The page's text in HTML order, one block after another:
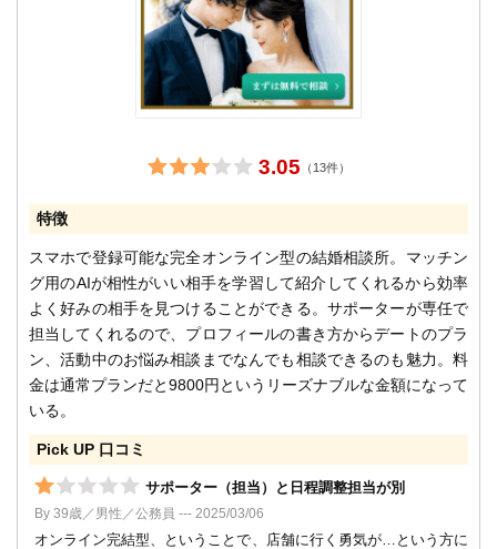
3.05 （13件）
特徴
スマホで登録可能な完全オンライン型の結婚相談所。マッチン
グ用のAIが相性がいい相手を学習して紹介してくれるから効率
よく好みの相手を見つけることができる。サポーターが専任で
担当してくれるので、プロフィールの書き方からデートのプラ
ン、活動中のお悩み相談までなんでも相談できるのも魅力。料
金は通常プランだと9800円というリーズナブルな金額になって
いる。
Pick UP 口コミ
サポーター（担当）と日程調整担当が別
By 39歳／男性／公務員 --- 2025/03/06
オンライン完結型、ということで、店舗に行く勇気が…という方に